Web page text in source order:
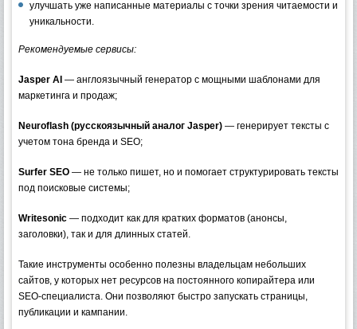
улучшать уже написанные материалы с точки зрения читаемости и
уникальности.
Рекомендуемые сервисы:
Jasper AI — англоязычный генератор с мощными шаблонами для
маркетинга и продаж;
Neuroflash (русскоязычный аналог Jasper) — генерирует тексты с
учетом тона бренда и SEO;
Surfer SEO — не только пишет, но и помогает структурировать тексты
под поисковые системы;
Writesonic — подходит как для кратких форматов (анонсы,
заголовки), так и для длинных статей.
Такие инструменты особенно полезны владельцам небольших
сайтов, у которых нет ресурсов на постоянного копирайтера или
SEO-специалиста. Они позволяют быстро запускать страницы,
публикации и кампании.